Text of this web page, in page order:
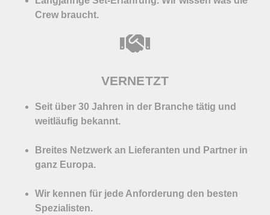
Crew braucht.
VERNETZT
Seit über 30 Jahren in der Branche tätig und
weitläufig bekannt.
Breites Netzwerk an Lieferanten und Partner in
ganz Europa.
Wir kennen für jede Anforderung den besten
Spezialisten.